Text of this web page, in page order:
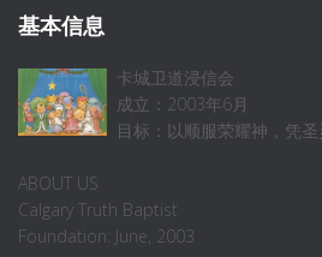
基本信息
卡城卫道浸信会
成立：2003年6月
目标：以顺服荣耀神，凭
ABOUT US
Calgary Truth Baptist
Foundation: June, 2003